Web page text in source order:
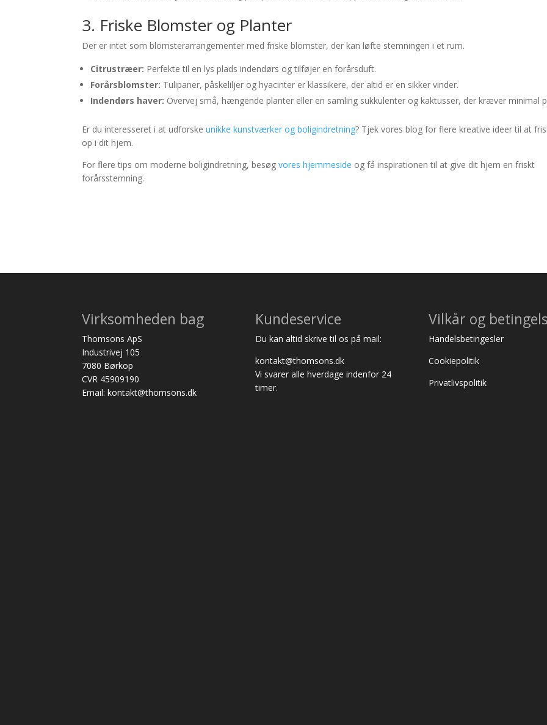
3. Friske Blomster og Planter
Der er intet som blomsterarrangementer med friske blomster, der kan løfte stemningen i et rum.
Citrustræer: Perfekte til en lys plads indendørs og tilføjer en forårsduft.
Forårsblomster: Tulipaner, påskeliljer og hyacinter er klassikere, der altid er en sikker vinder.
Indendørs haver: Overvej små, hængende planter eller en samling sukkulenter og kaktusser, der kræver minimal
Er du interesseret i at udforskeunikke kunstværker og boligindretning? Tjek vores blog for flere kreative ideer til at
op i dit hjem.
For flere tips om moderne boligindretning, besøgvores hjemmeside og få inspirationen til at give dit hjem en friskt
forårsstemning.
Virksomheden bag
Thomsons ApS
Industrivej 105
7080 Børkop
CVR 45909190
Email: kontakt@thomsons.dk
Kundeservice
Du kan altid skrive til os på mail:
kontakt@thomsons.dk
Vi svarer alle hverdage indenfor 24
timer.
Vilkår og
Handelsbetingesler
Cookiepolitik
Privatlivspolitik